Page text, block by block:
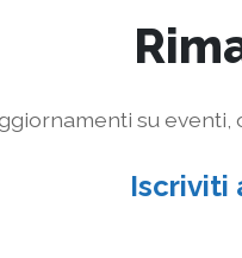
su
Iscriviti